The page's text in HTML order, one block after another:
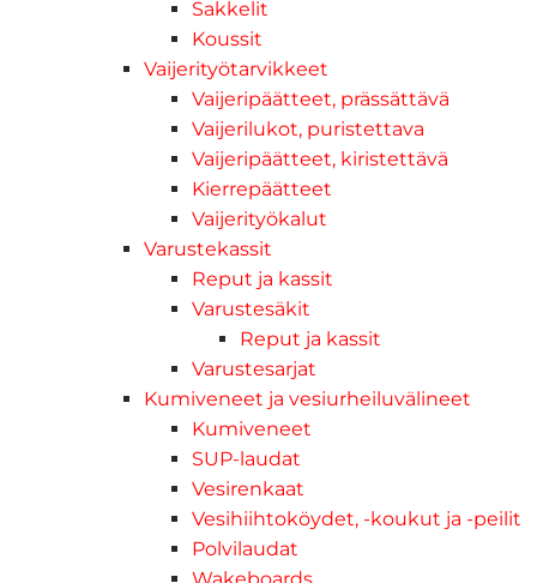
Sakkelit
Koussit
Vaijerityötarvikkeet
Vaijeripäätteet, prässättävä
Vaijerilukot, puristettava
Vaijeripäätteet, kiristettävä
Kierrepäätteet
Vaijerityökalut
Varustekassit
Reput ja kassit
Varustesäkit
Reput ja kassit
Varustesarjat
Kumiveneet ja vesiurheiluvälineet
Kumiveneet
SUP-laudat
Vesirenkaat
Vesihiihtoköydet, -koukut ja -peilit
Polvilaudat